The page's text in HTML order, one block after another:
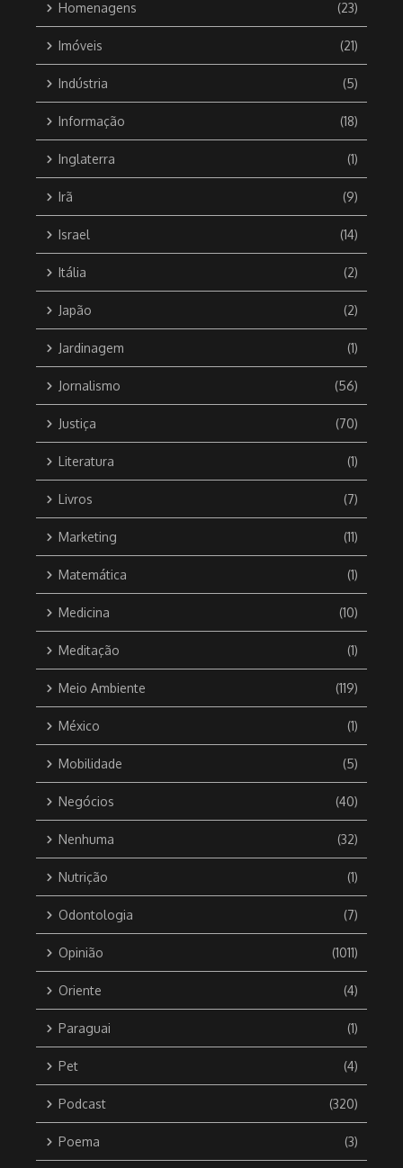
Homenagens (23)
Imóveis (21)
Indústria (5)
Informação (18)
Inglaterra (1)
Irã (9)
Israel (14)
Itália (2)
Japão (2)
Jardinagem (1)
Jornalismo (56)
Justiça (70)
Literatura (1)
Livros (7)
Marketing (11)
Matemática (1)
Medicina (10)
Meditação (1)
Meio Ambiente (119)
México (1)
Mobilidade (5)
Negócios (40)
Nenhuma (32)
Nutrição (1)
Odontologia (7)
Opinião (1011)
Oriente (4)
Paraguai (1)
Pet (4)
Podcast (320)
Poema (3)